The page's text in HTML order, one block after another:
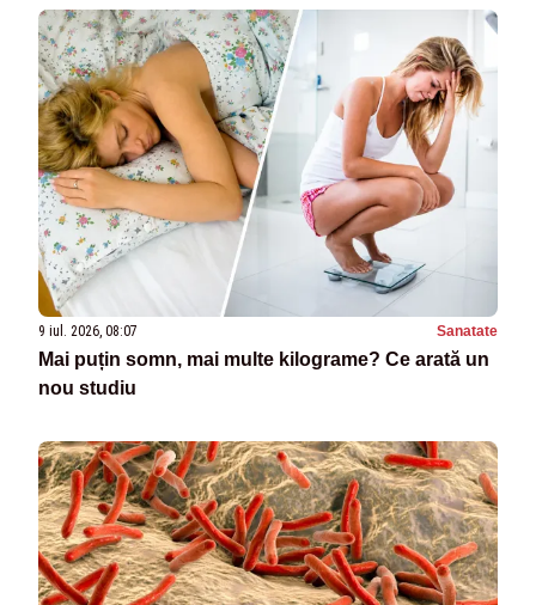
9 iul. 2026, 08:07 Sanatate
Mai puțin somn, mai multe kilograme? Ce arată un
nou studiu